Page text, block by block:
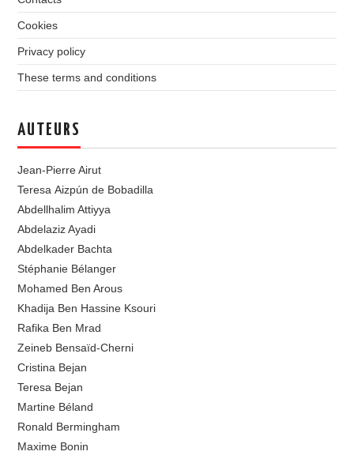
Cookies
Privacy policy
These terms and conditions
AUTEURS
Jean-Pierre Airut
Teresa Aizpún de Bobadilla
Abdellhalim Attiyya
Abdelaziz Ayadi
Abdelkader Bachta
Stéphanie Bélanger
Mohamed Ben Arous
Khadija Ben Hassine Ksouri
Rafika Ben Mrad
Zeineb Bensaïd-Cherni
Cristina Bejan
Teresa Bejan
Martine Béland
Ronald Bermingham
Maxime Bonin